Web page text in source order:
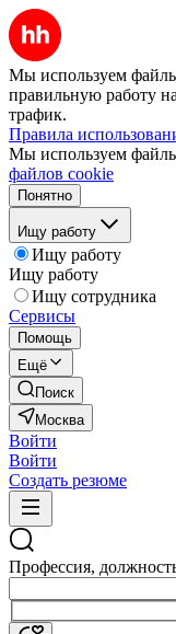
Мы используем
правильную работу
трафик.
Правила
Мы используем
файлов cookie
Понятно
Ищу работу
Ищу работу
Ищу работу
Ищу сотрудника
Сервисы
Помощь
Ещё
Поиск
Москва
Войти
Войти
Создать резюме
Профессия,